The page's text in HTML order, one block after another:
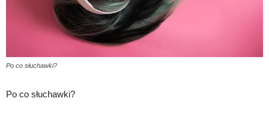
Po co słuchawki?
Po co słuchawki?